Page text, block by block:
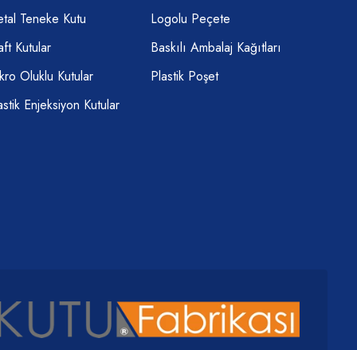
Teneke Kutu
Kutular
Oluklu Kutular
Enjeksiyon Kutular
Logolu Peçete
Baskılı Ambalaj Kağıtları
Plastik Poşet